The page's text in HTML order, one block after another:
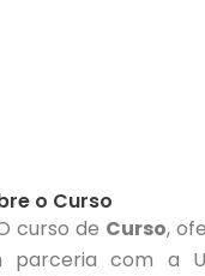
o Curso
curso de Curso,
parceria com a